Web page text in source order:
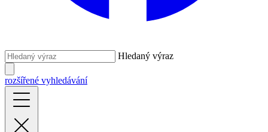
Hledaný výraz
rozšířené vyhledávání